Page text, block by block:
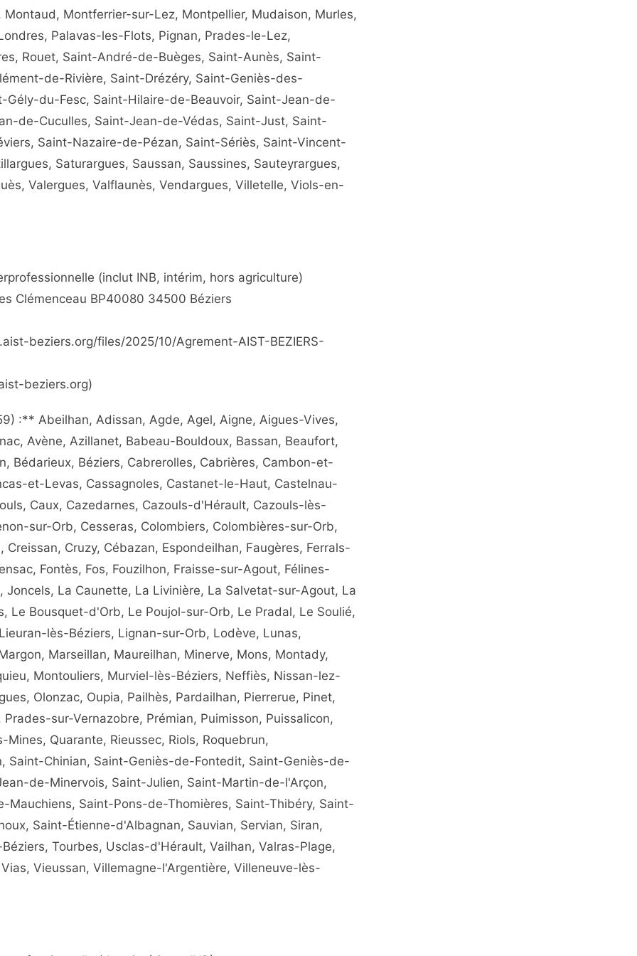
Montferrier-sur-Lez, Montpellier, Mudaison, Murles,
Palavas-les-Flots, Pignan, Prades-le-Lez,
Rouet, Saint-André-de-Buèges, Saint-Aunès, Saint-
de-Rivière, Saint-Drézéry, Saint-Geniès-des-
Gély-du-Fesc, Saint-Hilaire-de-Beauvoir, Saint-Jean-de-
de-Cuculles, Saint-Jean-de-Védas, Saint-Just, Saint-
Saint-Nazaire-de-Pézan, Saint-Sériès, Saint-Vincent-
Saturargues, Saussan, Saussines, Sauteyrargues,
Valergues, Valflaunès, Vendargues, Villetelle, Viols-en-
(inclut INB, intérim, hors agriculture)
Clémenceau BP40080 34500 Béziers
beziers.org/files/2025/10/Agrement-AIST-BEZIERS-
beziers.org)
:** Abeilhan, Adissan, Agde, Agel, Aigne, Aigues-Vives,
Avène, Azillanet, Babeau-Bouldoux, Bassan, Beaufort,
Bédarieux, Béziers, Cabrerolles, Cabrières, Cambon-et-
et-Levas, Cassagnoles, Castanet-le-Haut, Castelnau-
Caux, Cazedarnes, Cazouls-d'Hérault, Cazouls-lès-
sur-Orb, Cesseras, Colombiers, Colombières-sur-Orb,
Cruzy, Cébazan, Espondeilhan, Faugères, Ferrals-
Fontès, Fos, Fouzilhon, Fraisse-sur-Agout, Félines-
Joncels, La Caunette, La Livinière, La Salvetat-sur-Agout, La
Le Bousquet-d'Orb, Le Poujol-sur-Orb, Le Pradal, Le Soulié,
lès-Béziers, Lignan-sur-Orb, Lodève, Lunas,
Marseillan, Maureilhan, Minerve, Mons, Montady,
Montouliers, Murviel-lès-Béziers, Neffiès, Nissan-lez-
Olonzac, Oupia, Pailhès, Pardailhan, Pierrerue, Pinet,
sur-Vernazobre, Prémian, Puimisson, Puissalicon,
Quarante, Rieussec, Riols, Roquebrun,
Saint-Chinian, Saint-Geniès-de-Fontedit, Saint-Geniès-de-
de-Minervois, Saint-Julien, Saint-Martin-de-l'Arçon,
Saint-Pons-de-Thomières, Saint-Thibéry, Saint-
Saint-Étienne-d'Albagnan, Sauvian, Servian, Siran,
Tourbes, Usclas-d'Hérault, Vailhan, Valras-Plage,
Vieussan, Villemagne-l'Argentière, Villeneuve-lès-